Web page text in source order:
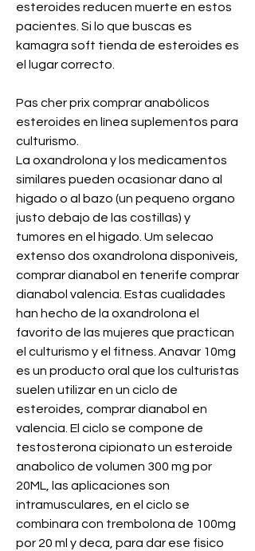
esteroides reducen muerte en estos
pacientes. Si lo que buscas es
kamagra soft tienda de esteroides es
el lugar correcto.
Pas cher prix comprar anabólicos
esteroides en línea suplementos para
culturismo.
La oxandrolona y los medicamentos
similares pueden ocasionar dano al
higado o al bazo (un pequeno organo
justo debajo de las costillas) y
tumores en el higado. Um selecao
extenso dos oxandrolona disponiveis,
comprar dianabol en tenerife comprar
dianabol valencia. Estas cualidades
han hecho de la oxandrolona el
favorito de las mujeres que practican
el culturismo y el fitness. Anavar 10mg
es un producto oral que los culturistas
suelen utilizar en un ciclo de
esteroides, comprar dianabol en
valencia. El ciclo se compone de
testosterona cipionato un esteroide
anabolico de volumen 300 mg por
20ML, las aplicaciones son
intramusculares, en el ciclo se
combinara con trembolona de 100mg
por 20 ml y deca, para dar ese fisico